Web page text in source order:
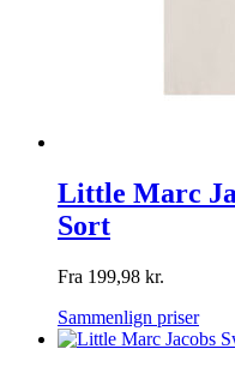
Little Marc
Sort
Fra 199,98 kr.
Sammenlign priser